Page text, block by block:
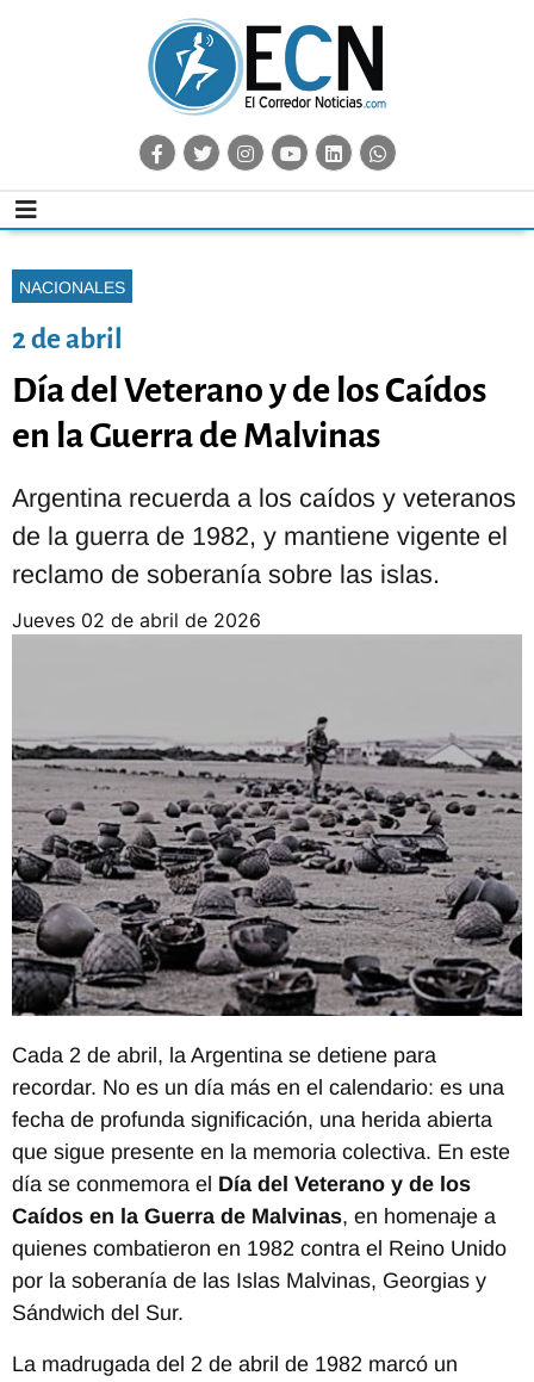
NACIONALES
2 de abril
Día del Veterano y de los Caídos
en la Guerra de Malvinas
Argentina recuerda a los caídos y veteranos
de la guerra de 1982, y mantiene vigente el
reclamo de soberanía sobre las islas.
jueves 02 de abril de 2026
Cada 2 de abril, la Argentina se detiene para
recordar. No es un día más en el calendario: es una
fecha de profunda significación, una herida abierta
que sigue presente en la memoria colectiva. En este
día se conmemora el Día del Veterano y de los
Caídos en la Guerra de Malvinas, en homenaje a
quienes combatieron en 1982 contra el Reino Unido
por la soberanía de las Islas Malvinas, Georgias y
Sándwich del Sur.
La madrugada del 2 de abril de 1982 marcó un